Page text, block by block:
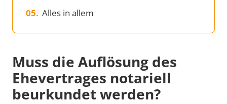
Alles in allem
Muss die Auflösung des
Ehevertrages notariell
beurkundet werden?